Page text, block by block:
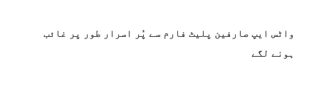
واٹس ایپ صارفین پلیٹ فارم سے پُر اسرار طور پر غائب
ہونے لگے